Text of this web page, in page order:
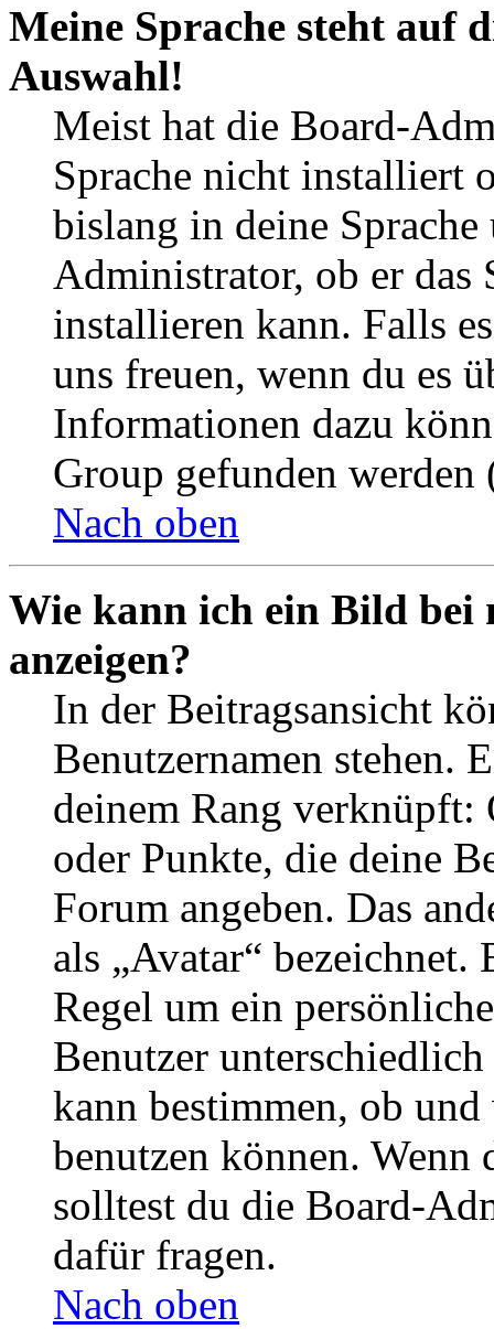
Meine Sprache steht auf
Auswahl!
Meist hat die Board-
Sprache nicht installiert
bislang in deine
Administrator, ob er das
installieren kann. Falls
uns freuen, wenn du es
Informationen dazu
Group gefunden
Nach oben
Wie kann ich ein Bild bei
anzeigen?
In der Beitragsansicht
Benutzernamen stehen.
deinem Rang verknüpft:
oder Punkte, die deine
Forum angeben. Das
als „Avatar“
Regel um ein
Benutzer
kann bestimmen, ob
benutzen können. Wenn
solltest du die Board-
dafür fragen.
Nach oben